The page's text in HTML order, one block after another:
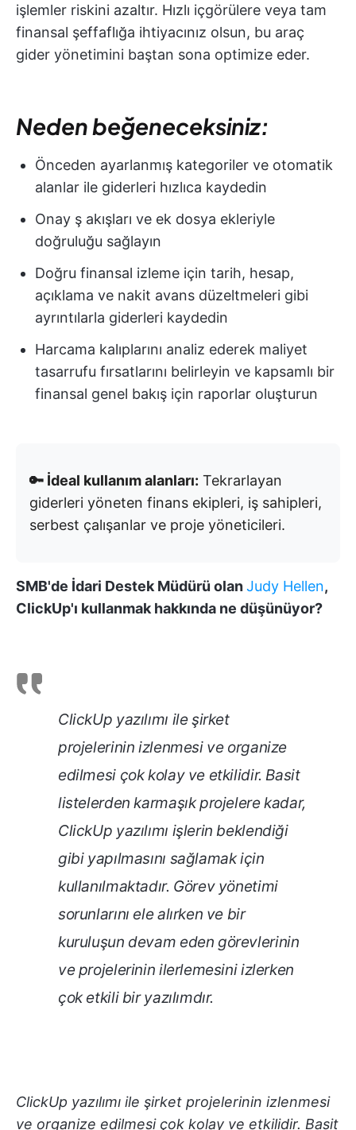
işlemler riskini azaltır. Hızlı içgörülere veya tam
finansal şeffaflığa ihtiyacınız olsun, bu araç
gider yönetimini baştan sona optimize eder.
Neden beğeneceksiniz:
Önceden ayarlanmış kategoriler ve otomatik
alanlar ile giderleri hızlıca kaydedin
Onay ş akışları ve ek dosya ekleriyle
doğruluğu sağlayın
Doğru finansal izleme için tarih, hesap,
açıklama ve nakit avans düzeltmeleri gibi
ayrıntılarla giderleri kaydedin
Harcama kalıplarını analiz ederek maliyet
tasarrufu fırsatlarını belirleyin ve kapsamlı bir
finansal genel bakış için raporlar oluşturun
🔑 İdeal kullanım alanları: Tekrarlayan
giderleri yöneten finans ekipleri, iş sahipleri,
serbest çalışanlar ve proje yöneticileri.
SMB'de İdari Destek Müdürü olanJudy Hellen,
ClickUp'ı kullanmak hakkında ne düşünüyor?
ClickUp yazılımı ile şirket
projelerinin izlenmesi ve organize
edilmesi çok kolay ve etkilidir. Basit
listelerden karmaşık projelere kadar,
ClickUp yazılımı işlerin beklendiği
gibi yapılmasını sağlamak için
kullanılmaktadır. Görev yönetimi
sorunlarını ele alırken ve bir
kuruluşun devam eden görevlerinin
ve projelerinin ilerlemesini izlerken
çok etkili bir yazılımdır.
ClickUp yazılımı ile şirket projelerinin izlenmesi
ve organize edilmesi çok kolay ve etkilidir. Basit